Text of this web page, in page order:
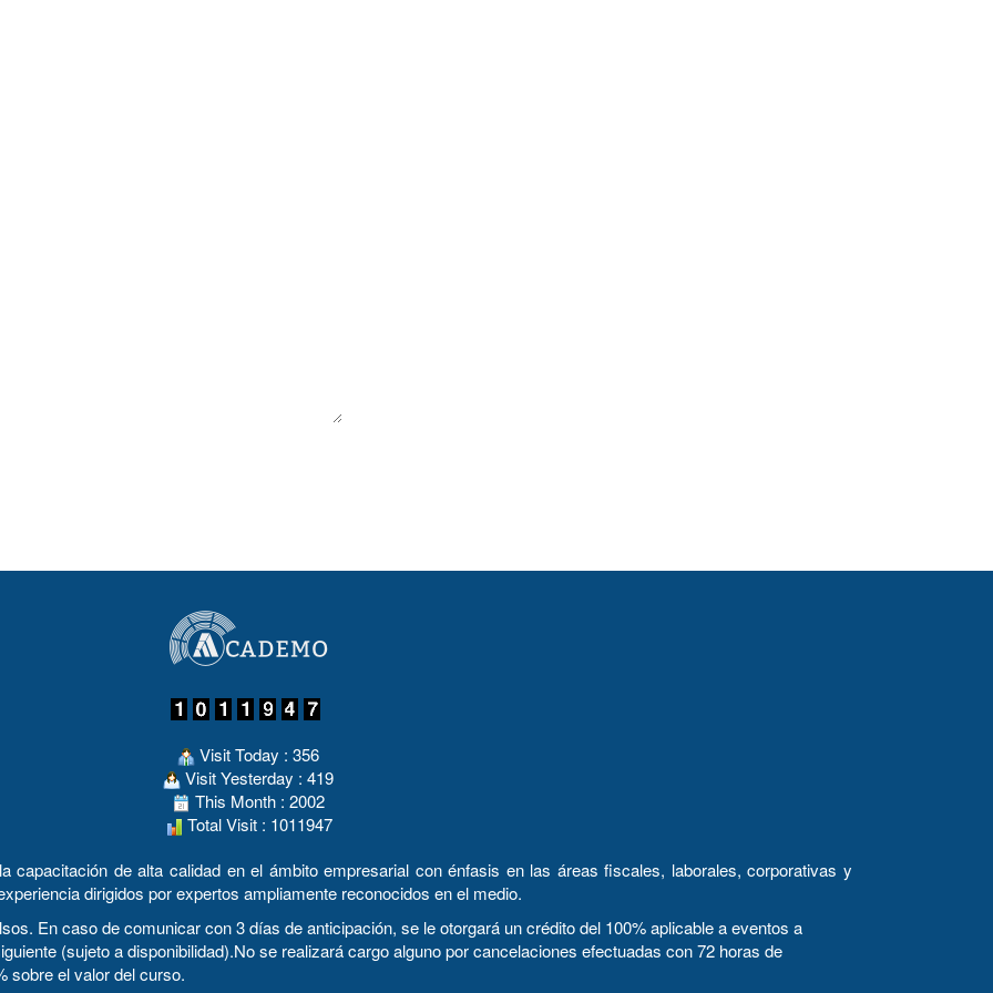
Visit Today : 356
Visit Yesterday : 419
This Month : 2002
Total Visit : 1011947
capacitación de alta calidad en el ámbito empresarial con énfasis en las áreas fiscales, laborales, corporativas y
dirigidos por expertos ampliamente reconocidos en el medio.
En caso de comunicar con 3 días de anticipación, se le otorgará un crédito del 100% aplicable a eventos a
(sujeto a disponibilidad).No se realizará cargo alguno por cancelaciones efectuadas con 72 horas de
sobre el valor del curso.